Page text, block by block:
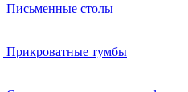
Письменные столы
Прикроватные тумбы